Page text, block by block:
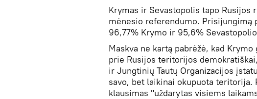
Krymas ir Sevastopolis tapo Rusijos
mėnesio referendumo. Prisijungimą
96,77% Krymo ir 95,6%
Maskva ne kartą pabrėžė, kad
prie Rusijos teritorijos
ir Jungtinių Tautų Organizacijos
savo, bet laikinai okupuota
klausimas "uždarytas visiems